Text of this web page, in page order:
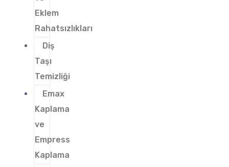
Eklem
Rahatsızlıkları
Diş
Taşı
Temizliği
Emax
Kaplama
ve
Empress
Kaplama